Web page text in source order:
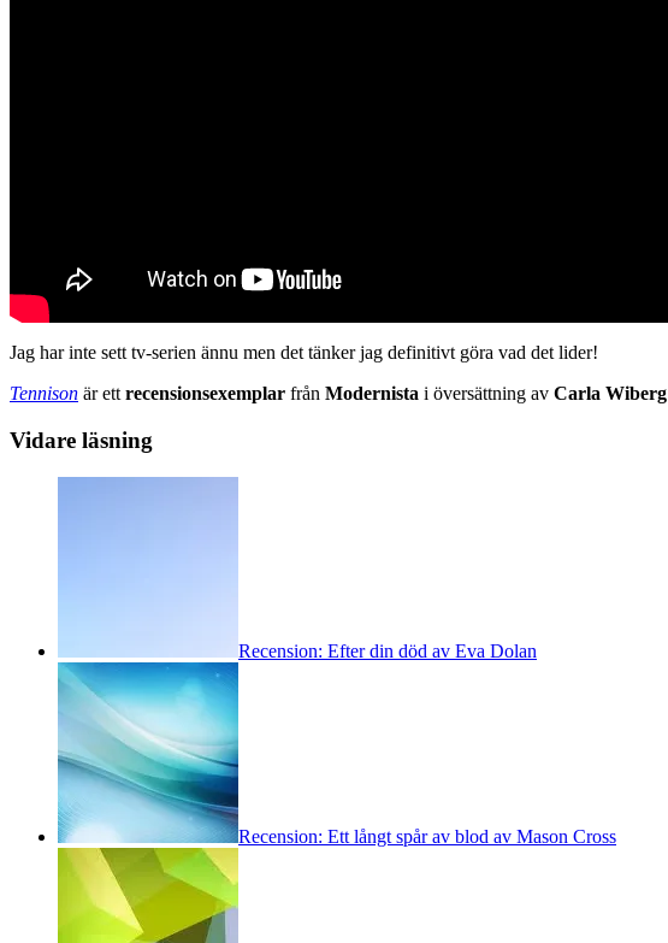
Jag har inte sett tv-serien ännu men det tänker jag definitivt göra vad det lider!
Tennison är ett recensionsexemplar från Modernista i översättning av Carla Wiberg
Vidare läsning
Recension: Efter din död av Eva Dolan
Recension: Ett långt spår av blod av Mason Cross